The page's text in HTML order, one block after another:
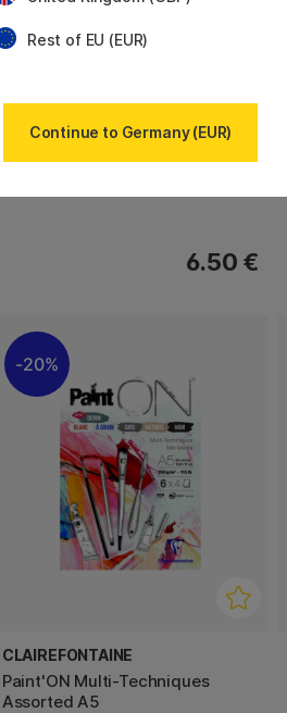
CLAIREFONTAINE
6.50 €
20%
CLAIREFONTAINE
Paint'ON Multi-Techniques
Assorted A5
Rest of EU (EUR)
Continue to Germany (EUR)